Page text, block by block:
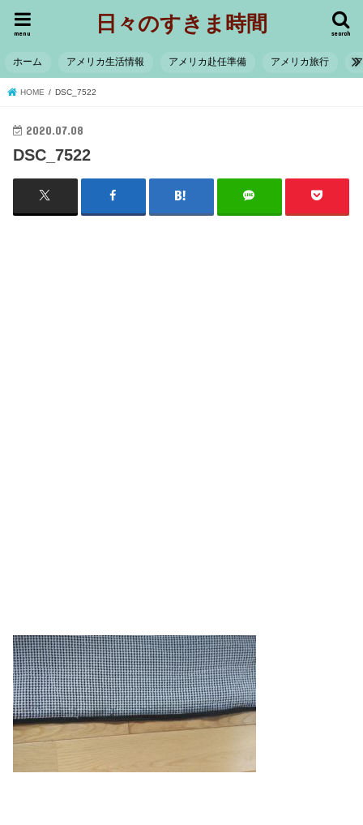
日々のすきま時間 search
menu
ホーム アメリカ生活情報 アメリカ赴任準備 アメリカ旅行
HOME DSC_7522
2020.07.08
DSC_7522